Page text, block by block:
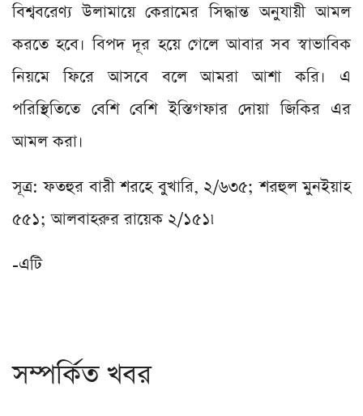
বিশ্ববরেণ্য উলামায়ে কেরামের সিদ্ধান্ত অনুযায়ী আমল
করতে হবে। বিপদ দূর হয়ে গেলে আবার সব স্বাভাবিক
নিয়মে ফিরে আসবে বলে আমরা আশা করি। এ
পরিস্থিতিতে বেশি বেশি ইস্তিগফার দোয়া জিকির এর
আমল করা।
সূত্র: ফতহুর বারী শরহে বুখারি, ২/৬৩৫; শরহুল মুনইয়াহ
৫৫১; আলবাহরুর রায়েক ২/১৫১৷
-এটি
সম্পর্কিত খবর